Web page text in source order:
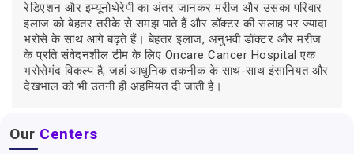
रेडिएशन और इम्यूनोथेरेपी का अंतर जानकर मरीज और उसका परिवार
इलाज को बेहतर तरीके से समझ पाते हैं और डॉक्टर की सलाह पर ज्यादा
भरोसे के साथ आगे बढ़ते हैं। बेहतर इलाज, अनुभवी डॉक्टर और मरीज
के प्रति संवेदनशील टीम के लिए Oncare Cancer Hospital एक
भरोसेमंद विकल्प है, जहां आधुनिक तकनीक के साथ-साथ इंसानियत और
देखभाल को भी उतनी ही अहमियत दी जाती है।
Our Centers